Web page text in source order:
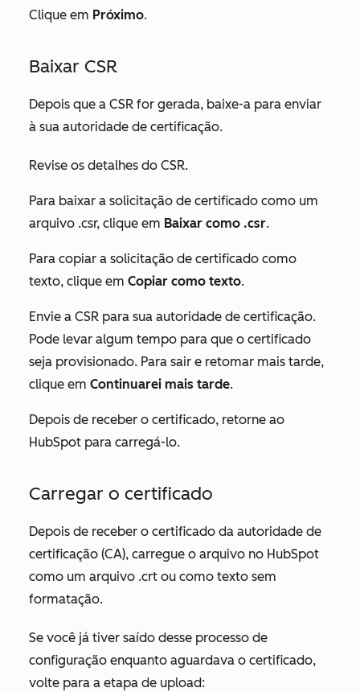
Clique em Próximo.
Baixar CSR
Depois que a CSR for gerada, baixe-a para enviar
à sua autoridade de certificação.
Revise os detalhes do CSR.
Para baixar a solicitação de certificado como um
arquivo .csr, clique em Baixar como .csr.
Para copiar a solicitação de certificado como
texto, clique em Copiar como texto.
Envie a CSR para sua autoridade de certificação.
Pode levar algum tempo para que o certificado
seja provisionado. Para sair e retomar mais tarde,
clique em Continuarei mais tarde.
Depois de receber o certificado, retorne ao
HubSpot para carregá-lo.
Carregar o certificado
Depois de receber o certificado da autoridade de
certificação (CA), carregue o arquivo no HubSpot
como um arquivo .crt ou como texto sem
formatação.
Se você já tiver saído desse processo de
configuração enquanto aguardava o certificado,
volte para a etapa de upload: